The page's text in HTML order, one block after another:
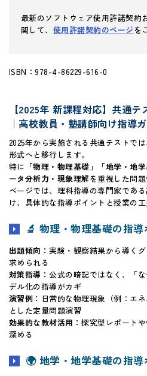
最新のソフトウェア使用許諾契約
関して、 使用許諾契約のページを
ISBN：978-4-86229-616-0
【2025年 新課程対応】共通テ
｜高校教員・塾講師向け指導
2025年から実施される共通テストで
形式へと移行します。
特に「物理・物理基礎 」「地学・地
ータ分析力・現象理解を重視した問
ページでは、理科指導の専門家であ
け、具体的な指導ポイントと授業の工
🔬 物理・物理基礎の指導
出題傾向：実験・観察結果から導く
求められる
対策指導：公式の暗記ではなく、「
デル化の指導がカギ
演習例： 日常的な物理現象（例：エ
とした定量問題演習
効果的な教材活用：探究型レポート
深める
🌍 地学・地学基礎の指導